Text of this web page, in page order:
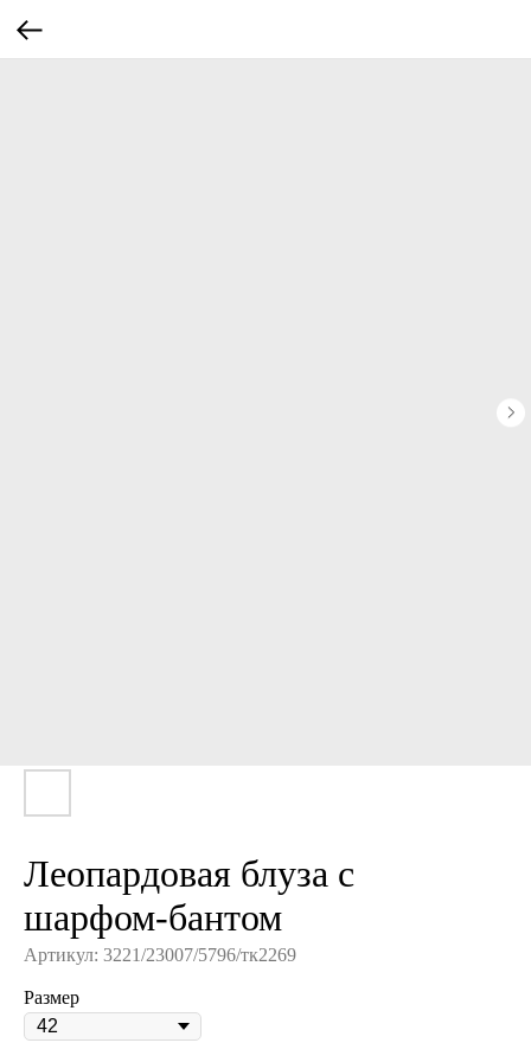
Леопардовая блуза с
шарфом-бантом
Артикул: 3221/23007/5796/тк2269
Размер